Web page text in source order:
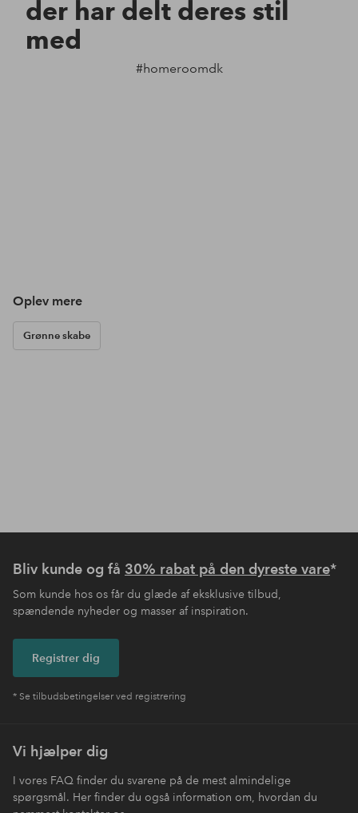
der har delt deres stil
med
#homeroomdk
Oplev mere
Grønne skabe
Bliv kunde og få 30% rabat på den dyreste vare*
Som kunde hos os får du glæde af eksklusive tilbud,
spændende nyheder og masser af inspiration.
Registrer dig
* Se tilbudsbetingelser ved registrering
Vi hjælper dig
I vores FAQ finder du svarene på de mest almindelige
spørgsmål. Her finder du også information om, hvordan du